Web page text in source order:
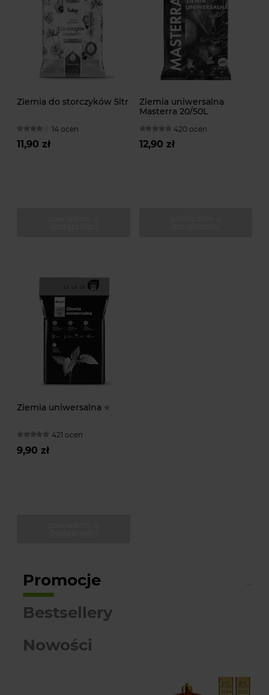
Ziemia do storczyków 5ltr
14 ocen
11,90 zł
Ziemia uniwersalna
Masterra 20/50L
420 ocen
12,90 zł
Ziemia uniwersalna ⭐
421 ocen
9,90 zł
Promocje
Nowości
Bestsellery